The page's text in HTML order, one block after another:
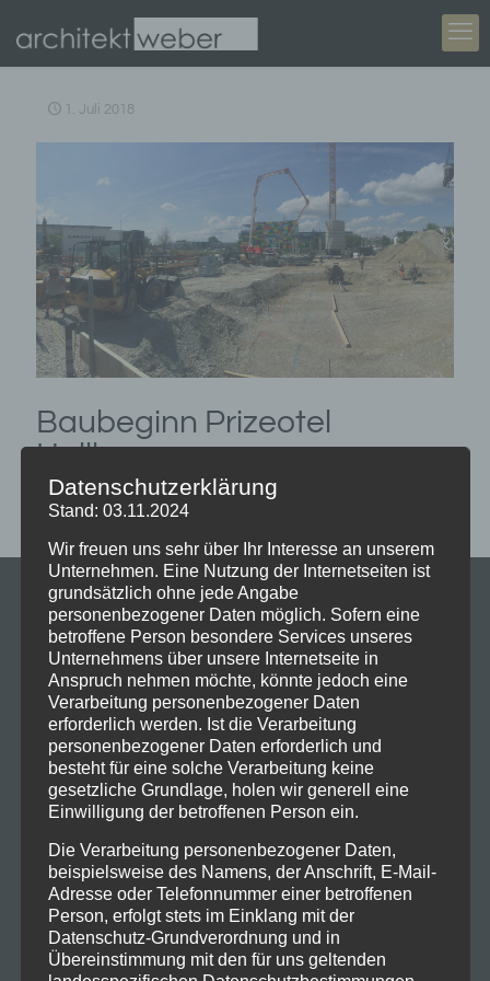
1. Juli 2018
Baubeginn Prizeotel
Hallbergmoos
Die Bauarbeiten für den Neubau desPrizeotel
Modern. Nachhaltig. Menschlich.
Erleben Sie zukunftsweisende Architektur.
Stellenangebote
Soziales
Über uns
Datenschutzerklärung
Stand: 03.11.2024
Wir freuen uns sehr über Ihr Interesse an unserem
Unternehmen. Eine Nutzung der Internetseiten ist
grundsätzlich ohne jede Angabe
personenbezogener Daten möglich. Sofern eine
betroffene Person besondere Services unseres
Unternehmens über unsere Internetseite in
Anspruch nehmen möchte, könnte jedoch eine
Verarbeitung personenbezogener Daten
erforderlich werden. Ist die Verarbeitung
personenbezogener Daten erforderlich und
besteht für eine solche Verarbeitung keine
gesetzliche Grundlage, holen wir generell eine
Einwilligung der betroffenen Person ein.
Die Verarbeitung personenbezogener Daten,
beispielsweise des Namens, der Anschrift, E-Mail-
Adresse oder Telefonnummer einer betroffenen
Person, erfolgt stets im Einklang mit der
Datenschutz-Grundverordnung und in
Übereinstimmung mit den für uns geltenden